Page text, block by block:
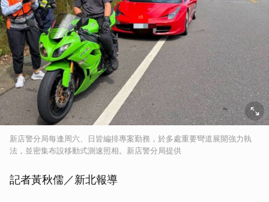
新店警分局每逢周六、日皆編排專案勤務，於多處重要彎道展開強力執
法，並密集布設移動式測速照相。新店警分局提供
記者黃秋儒／新北報導